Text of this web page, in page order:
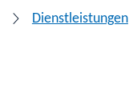
Dienstleistungen